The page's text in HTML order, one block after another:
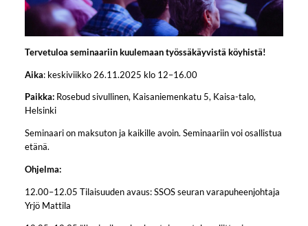
Tervetuloa seminaariin kuulemaan työssäkäyvistä köyhistä!
Aika: keskiviikko 26.11.2025 klo 12–16.00
Paikka:Rosebud sivullinen, Kaisaniemenkatu 5, Kaisa-talo,
Helsinki
Seminaari on maksuton ja kaikille avoin. Seminaariin voi osallistua
etänä.
Ohjelma:
12.00–12.05 Tilaisuuden avaus: SSOS seuran varapuheenjohtaja
Yrjö Mattila